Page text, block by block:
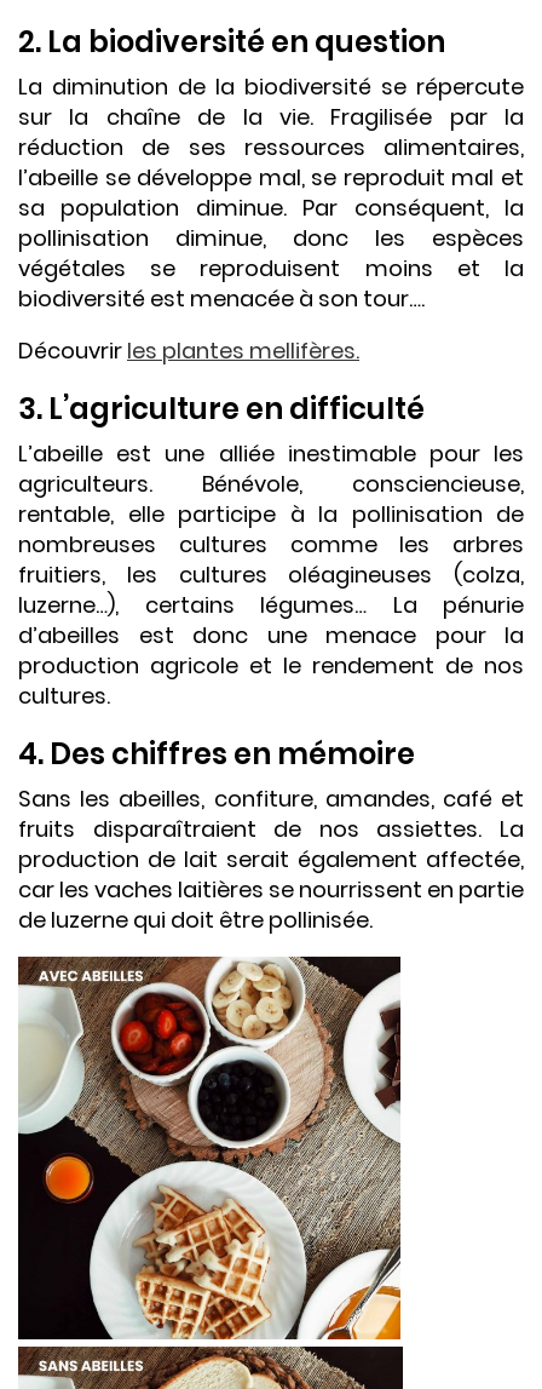
2. La biodiversité en question
La diminution de la biodiversité se répercute
sur la chaîne de la vie. Fragilisée par la
réduction de ses ressources alimentaires,
l’abeille se développe mal, se reproduit mal et
sa population diminue. Par conséquent, la
pollinisation diminue, donc les espèces
végétales se reproduisent moins et la
biodiversité est menacée à son tour….
Découvrir les plantes mellifères.
3. L’agriculture en difficulté
L’abeille est une alliée inestimable pour les
agriculteurs. Bénévole, consciencieuse,
rentable, elle participe à la pollinisation de
nombreuses cultures comme les arbres
fruitiers, les cultures oléagineuses (colza,
luzerne…), certains légumes… La pénurie
d’abeilles est donc une menace pour la
production agricole et le rendement de nos
cultures.
4. Des chiffres en mémoire
Sans les abeilles, confiture, amandes, café et
fruits disparaîtraient de nos assiettes. La
production de lait serait également affectée,
car les vaches laitières se nourrissent en partie
de luzerne qui doit être pollinisée.